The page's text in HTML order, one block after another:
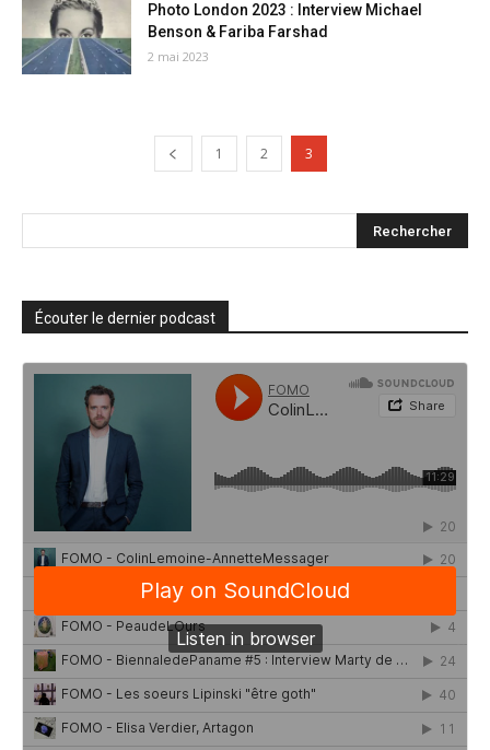
Photo London 2023 : Interview Michael
Benson & Fariba Farshad
2 mai 2023
1 2 3
Écouter le dernier podcast